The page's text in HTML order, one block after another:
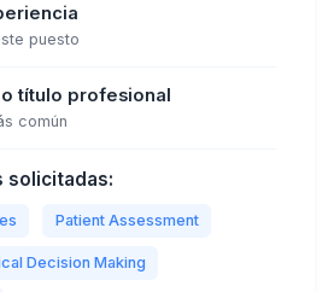
puesto
título profesional
común
solicitadas:
Patient Assessment
Decision Making